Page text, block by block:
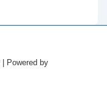
| Powered by